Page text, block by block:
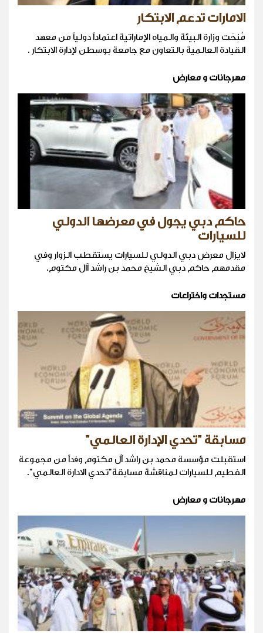
الامارات تدعم الابتكار
مُنِحَت وزارة البيئة والمياه الإماراتية اعتماداً دولياً من معهد
القيادة العالمية بالتعاون مع جامعة بوسطن لإدارة الابتكار .
مهرجانات و معارض
حاكم دبي يجول في معرضها الدولي
للسيارات
لايزال معرض دبي الدولي للسيارات يستقطب الزوار وفي
مقدمهم حاكم دبي الشيخ محمد بن راشد آال مكتوم.
مستجدات واختراعات
مسابقة "تحدي الإدارة العالمي"
استقبلت مؤسسة محمد بن راشد آل مكتوم وفداً من مجموعة
الفطيم للسيارات لمناقشة مسابقة"تحدي الادارة العالمي".
مهرجانات و معارض